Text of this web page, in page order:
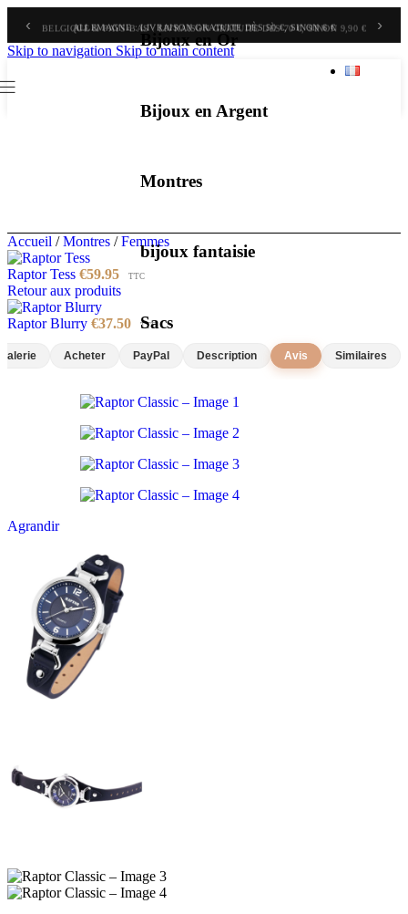
‹ BELGIQUE & PAYS-BAS : LIVRAISON GRATUITE DÈS 70 €, SINON 9,90 € ›
Skip to navigation Skip to main content
Bijoux en Or
Bijoux en Argent
Montres
bijoux fantaisie
Sacs
Accueil / Montres / Femmes
Raptor Tess €59.95 TTC
Retour aux produits
Raptor Blurry €37.50 TTC
Galerie Acheter PayPal Description Avis Similaires
Agrandir